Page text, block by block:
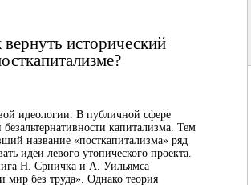
исторический
идеологии. В публичной сфере
капитализма. Тем
название «посткапитализма» ряд
идеи левого утопического проекта.
Н. Срничка и А. Уильямса
мир без труда». Однако теория